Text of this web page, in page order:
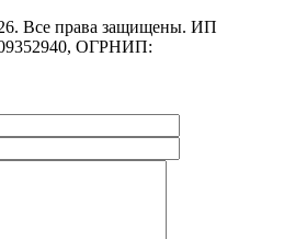
Все права защищены. ИП
ОГРНИП: